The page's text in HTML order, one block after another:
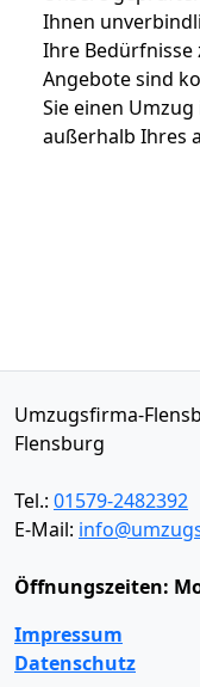
Ihnen
Ihre Bedürfnisse
Angebote sind
Sie einen
außerhalb Ihres
Umzugsfirma-
Flensburg
Tel.: 01579-2482392
E-Mail:
Öffnungszeiten:
Impressum
Datenschutz